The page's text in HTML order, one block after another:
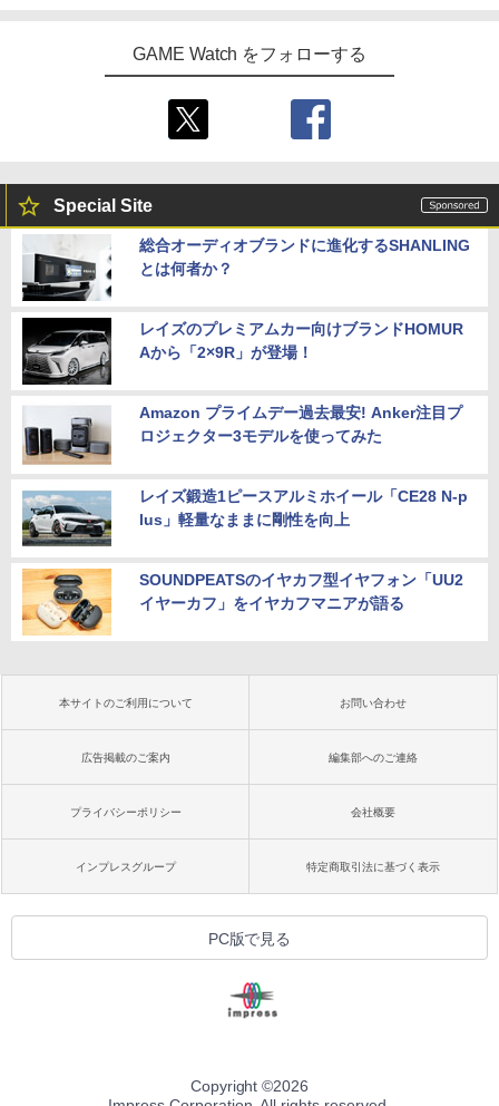
GAME Watch をフォローする
Special Site
総合オーディオブランドに進化するSHANLING
とは何者か？
レイズのプレミアムカー向けブランドHOMUR
Aから「2×9R」が登場！
Amazon プライムデー過去最安! Anker注目プ
ロジェクター3モデルを使ってみた
レイズ鍛造1ピースアルミホイール「CE28 N-p
lus」軽量なままに剛性を向上
SOUNDPEATSのイヤカフ型イヤフォン「UU2
イヤーカフ」をイヤカフマニアが語る
本サイトのご利用について お問い合わせ
広告掲載のご案内 編集部へのご連絡
プライバシーポリシー 会社概要
インプレスグループ 特定商取引法に基づく表示
PC版で見る
Copyright ©2026